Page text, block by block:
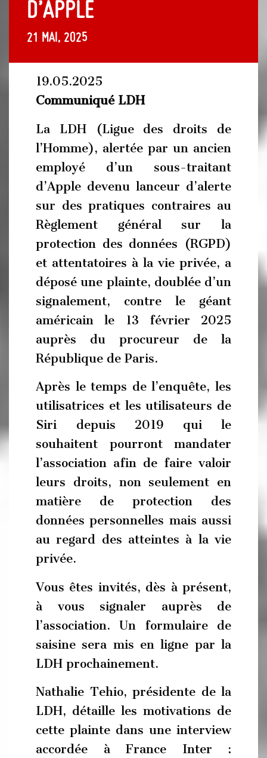
d’Apple
21 mai, 2025
19.05.2025
Communiqué LDH
La LDH (Ligue des droits de
l’Homme), alertée par un ancien
employé d’un sous-traitant
d’Apple devenu lanceur d’alerte
sur des pratiques contraires au
Règlement général sur la
protection des données (RGPD)
et attentatoires à la vie privée, a
déposé une plainte, doublée d’un
signalement, contre le géant
américain le 13 février 2025
auprès du procureur de la
République de Paris.
Après le temps de l’enquête, les
utilisatrices et les utilisateurs de
Siri depuis 2019 qui le
souhaitent pourront mandater
l’association afin de faire valoir
leurs droits, non seulement en
matière de protection des
données personnelles mais aussi
au regard des atteintes à la vie
privée.
Vous êtes invités, dès à présent,
à vous signaler auprès de
l’association. Un formulaire de
saisine sera mis en ligne par la
LDH prochainement.
Nathalie Tehio, présidente de la
LDH, détaille les motivations de
cette plainte dans une interview
accordée à France Inter :